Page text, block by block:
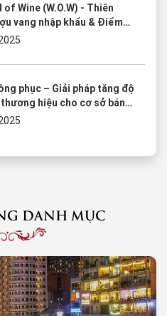
Wine (W.O.W) - Thiên
vang nhập khẩu & Điểm
hóa thưởng thức
phục – Giải pháp tăng độ
hiệu cho cơ sở bán
DANH MỤC